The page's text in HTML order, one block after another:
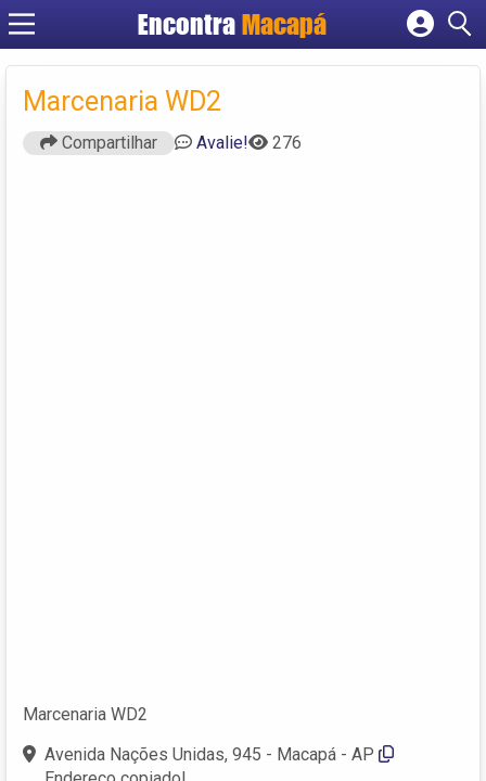
EncontraMacapá
Cadastrar empresa
Marcenaria WD2
Compartilhar Avalie! 276
Marcenaria WD2
Avenida Nações Unidas, 945 - Macapá - AP